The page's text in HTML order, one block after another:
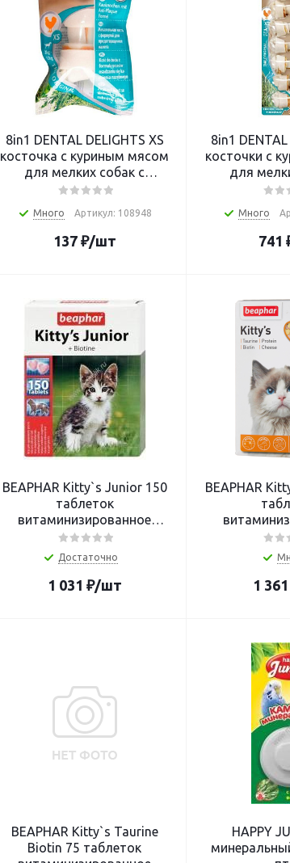
8in1 DENTAL DELIGHTS XS
косточка с куриным мясом
для мелких собак с
минералами
Много Артикул: 108948
137₽/шт
8in1 DENTAL
косточки с
для
Много
741
BEAPHAR Kitty`s Junior 150
таблеток
витаминизированное
лакомство для котят
Достаточно
1 031 ₽/шт
BEAPHAR
лакомство
1 361
BEAPHAR Kitty`s Taurine
Biotin 75 таблеток
HAPPY